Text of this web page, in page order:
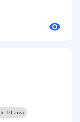
visibility
10 ans)